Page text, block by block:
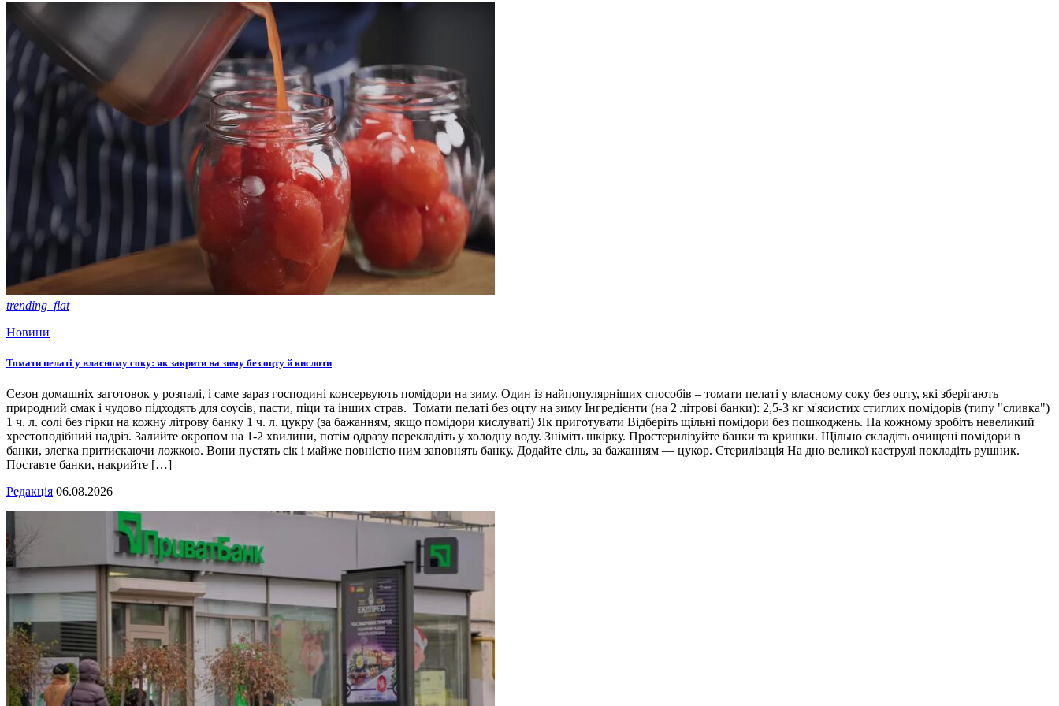
trending_flat
Новини
Томати пелаті у власному соку: як закрити на зиму без оцту й кислоти
Сезон домашніх заготовок у розпалі, і саме зараз господині консервують помідори на зиму. Один із найпопулярніших способів – томати пелаті у власному соку без оцту, які зберігають
природний смак і чудово підходять для соусів, пасти, піци та інших страв. Томати пелаті без оцту на зиму Інгредієнти (на 2 літрові банки): 2,5-3 кг м'ясистих стиглих помідорів (типу "сливка")
1 ч. л. солі без гірки на кожну літрову банку 1 ч. л. цукру (за бажанням, якщо помідори кислуваті) Як приготувати Відберіть щільні помідори без пошкоджень. На кожному зробіть невеликий
хрестоподібний надріз. Залийте окропом на 1-2 хвилини, потім одразу перекладіть у холодну воду. Зніміть шкірку. Простерилізуйте банки та кришки. Щільно складіть очищені помідори в
банки, злегка притискаючи ложкою. Вони пустять сік і майже повністю ним заповнять банку. Додайте сіль, за бажанням — цукор. Стерилізація На дно великої каструлі покладіть рушник.
Поставте банки, накрийте […]
Редакція 06.08.2026